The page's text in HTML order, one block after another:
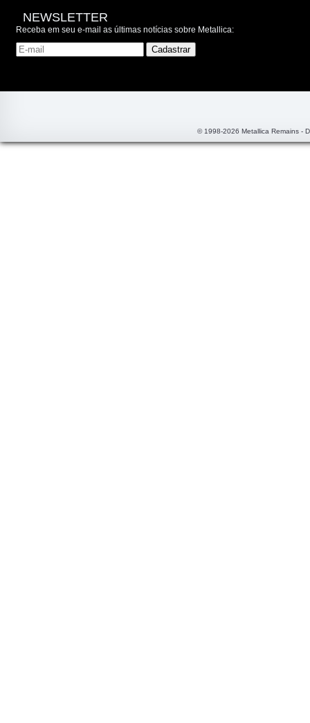
NEWSLETTER
Receba em seu e-mail as últimas notícias sobre Metallica:
© 1998-2026 Metallica Remains -